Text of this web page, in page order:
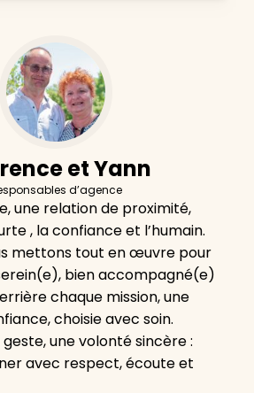
et Yann
d’agence
une relation de proximité,
, la confiance et l’humain.
mettons tout en œuvre pour
bien accompagné(e)
chaque mission, une
choisie avec soin.
une volonté sincère :
avec respect, écoute et